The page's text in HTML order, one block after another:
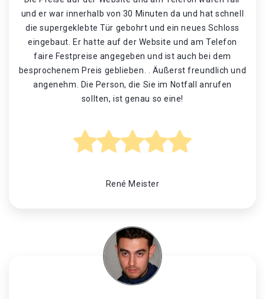
und er war innerhalb von 30 Minuten da und hat schnell
die supergeklebte Tür gebohrt und ein neues Schloss
eingebaut. Er hatte auf der Website und am Telefon
faire Festpreise angegeben und ist auch bei dem
besprochenem Preis geblieben. . Äußerst freundlich und
angenehm. Die Person, die Sie im Notfall anrufen
sollten, ist genau so eine!
René Meister